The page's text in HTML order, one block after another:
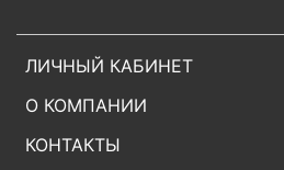
ЛИЧНЫЙ КАБИНЕТ
О КОМПАНИИ
КОНТАКТЫ